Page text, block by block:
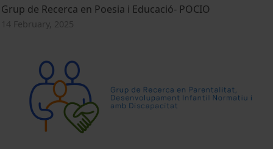
Grup de Recerca en Poesia i Educació- POCIO
14 February, 2025